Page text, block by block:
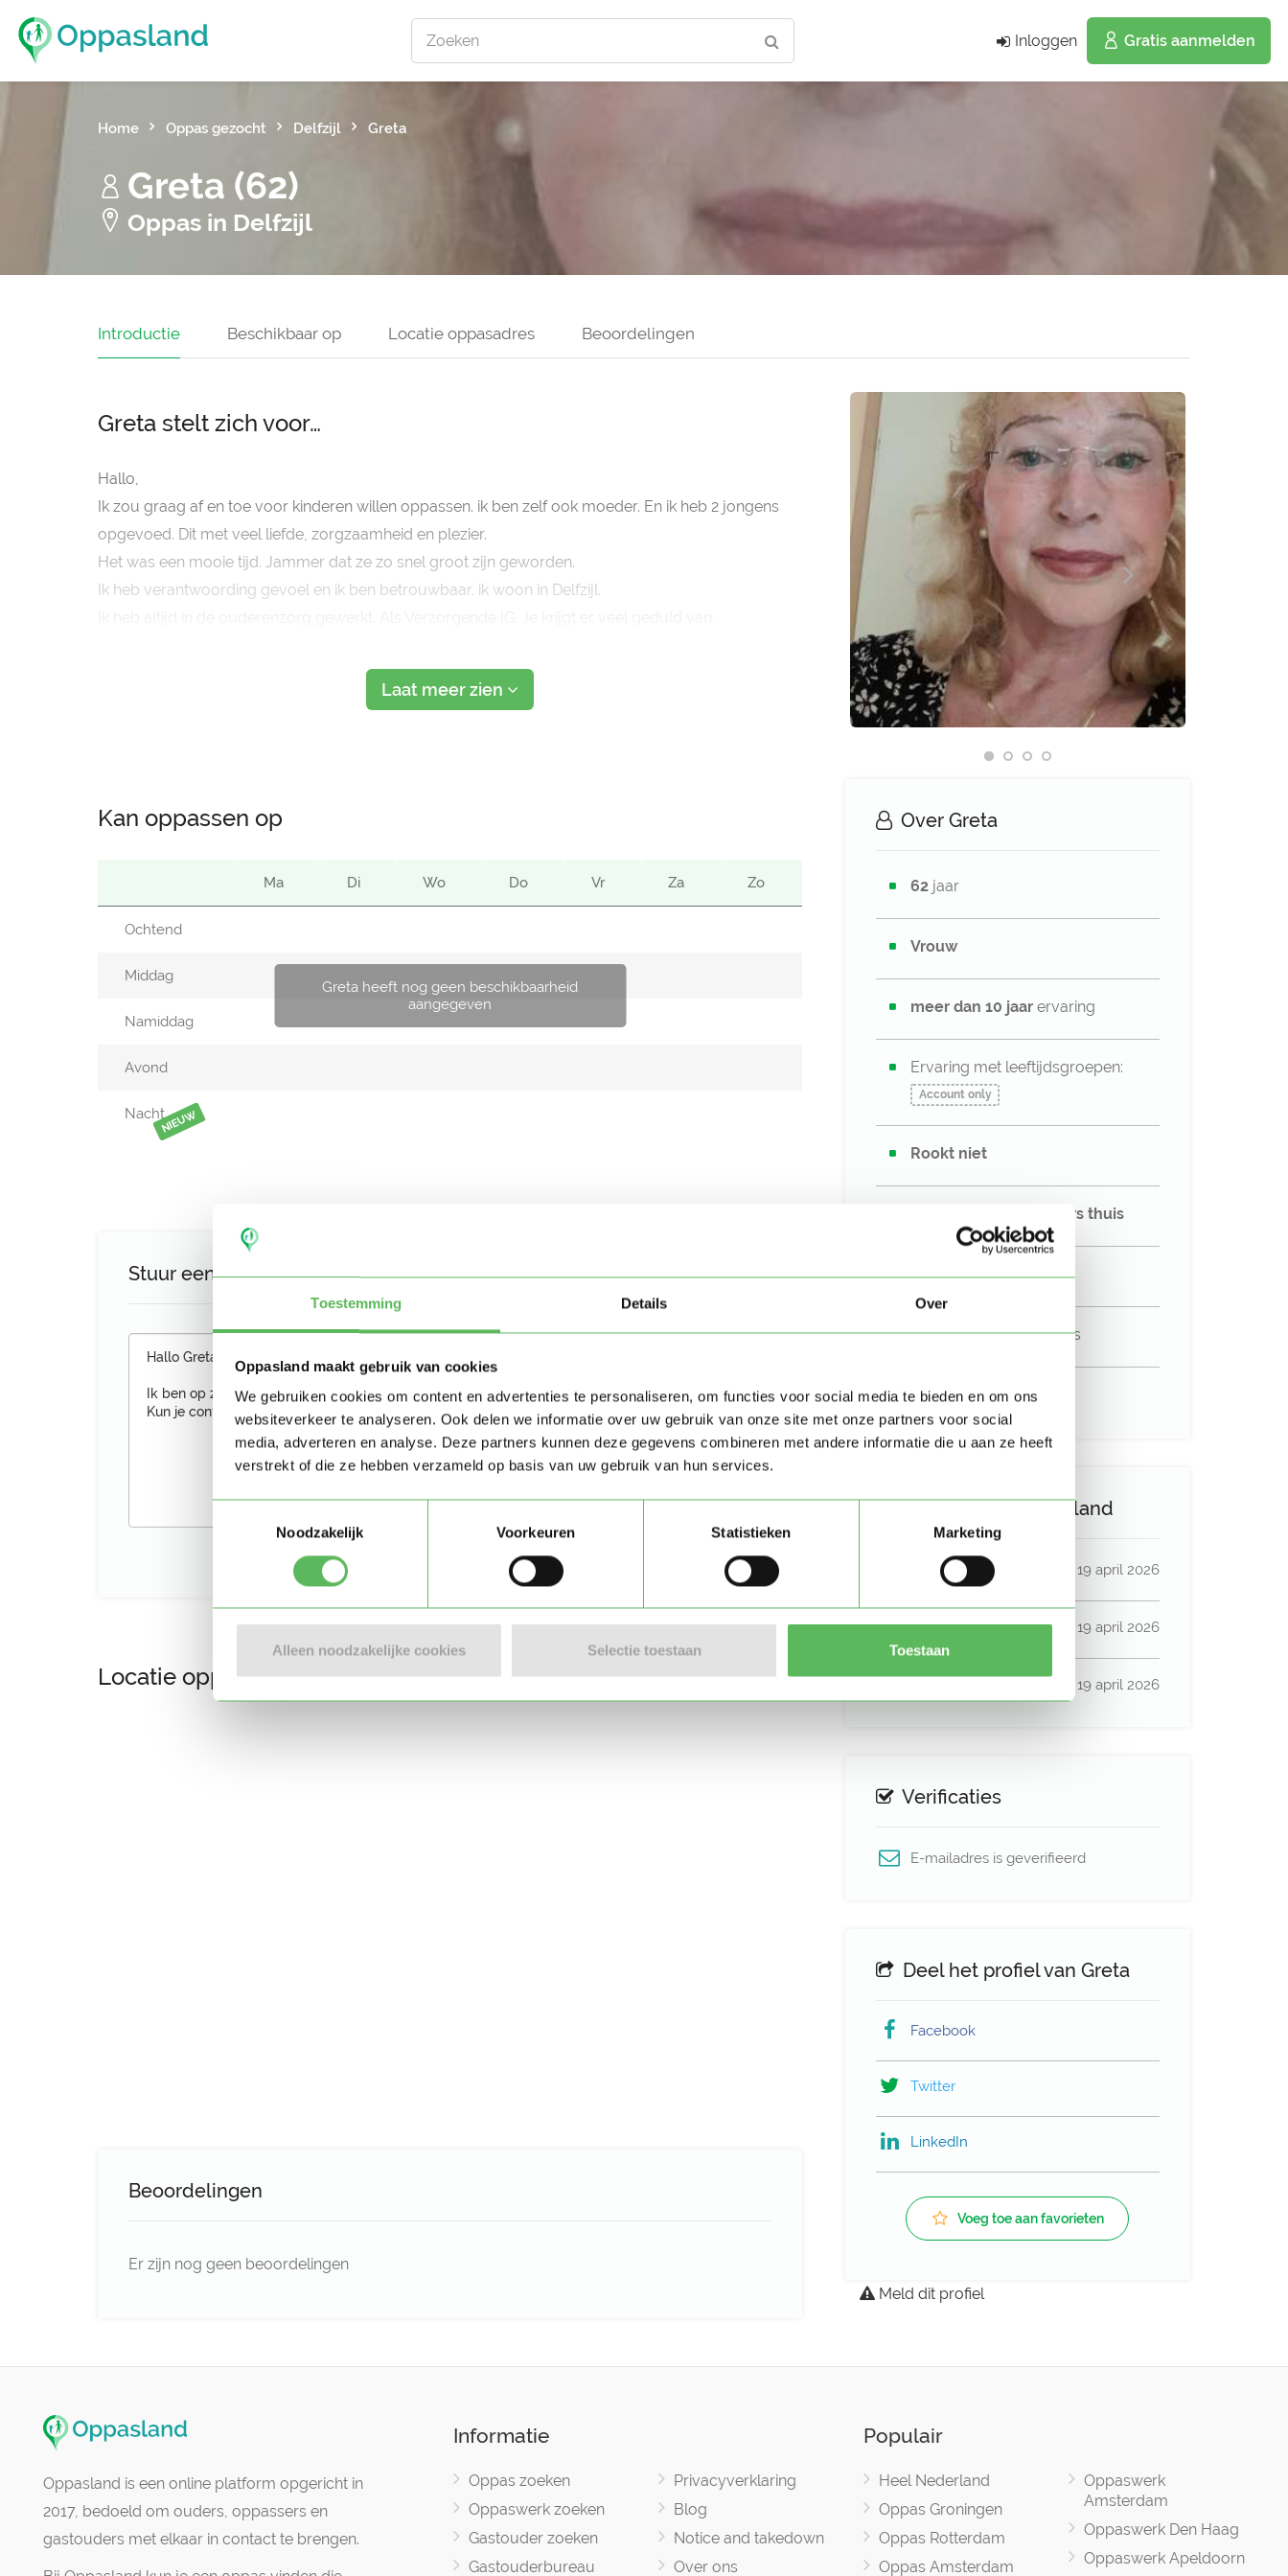
Toestemming Details Over
Oppasland maakt gebruik van cookies
We gebruiken cookies om content en advertenties te personaliseren, om functies voor social media te bieden en om ons
websiteverkeer te analyseren. Ook delen we informatie over uw gebruik van onze site met onze partners voor social
media, adverteren en analyse. Deze partners kunnen deze gegevens combineren met andere informatie die u aan ze heeft
verstrekt of die ze hebben verzameld op basis van uw gebruik van hun services.
Noodzakelijk
Voorkeuren Statistieken Marketing
Alleen noodzakelijke cookies Selectie toestaan Toestaan
Zoeken Inloggen Gratis aanmelden
Home Oppas gezocht Delfzijl Greta
Greta (62)
Oppas in Delfzijl
Introductie Beschikbaar op Locatie oppasadres Beoordelingen
Over Greta
62 jaar
Vrouw
meer dan 10 jaar ervaring
Ervaring met leeftijdsgroepen:
Account only
Rookt niet
bij ouders thuis
Heeft zelf kinderen
In bezit van een rijbewijs
Auto beschikbaar
Activiteit op Oppasland
Laatste activiteit 19 april 2026
Lid sinds 19 april 2026
19 april 2026
Verificaties
E-mailadres is geverifieerd
Deel het profiel van Greta
Facebook
Twitter
LinkedIn
Voeg toe aan favorieten
Meld dit profiel
Greta stelt zich voor…
Hallo,
Ik zou graag af en toe voor kinderen willen oppassen. ik ben zelf ook moeder. En ik heb 2 jongens
opgevoed. Dit met veel liefde, zorgzaamheid en plezier.
Het was een mooie tijd. Jammer dat ze zo snel groot zijn geworden.
Ik heb verantwoording gevoel en ik ben betrouwbaar. ik woon in Delfzijl.
Laat meer zien
Kan oppassen op
Greta heeft nog geen beschikbaarheid
aangegeven
Ma Di Wo Do Vr Za Zo
Ochtend
Middag
Namiddag
Avond
NachtNIEUW
Stuur een bericht aan Greta
Locatie oppasadres (Delfzijl)
Beoordelingen
Er zijn nog geen beoordelingen
Oppasland is een online platform opgericht in
2017, bedoeld om ouders, oppassers en
gastouders met elkaar in contact te brengen.
Informatie
Oppas zoeken
Oppaswerk zoeken
Gastouder zoeken
Gastouderbureau
Privacyverklaring
Blog
Notice and takedown
Over ons
Populair
Heel Nederland
Oppas Groningen
Oppas Rotterdam
Oppas Amsterdam
Oppaswerk
Amsterdam
Oppaswerk Den Haag
Oppaswerk Apeldoorn